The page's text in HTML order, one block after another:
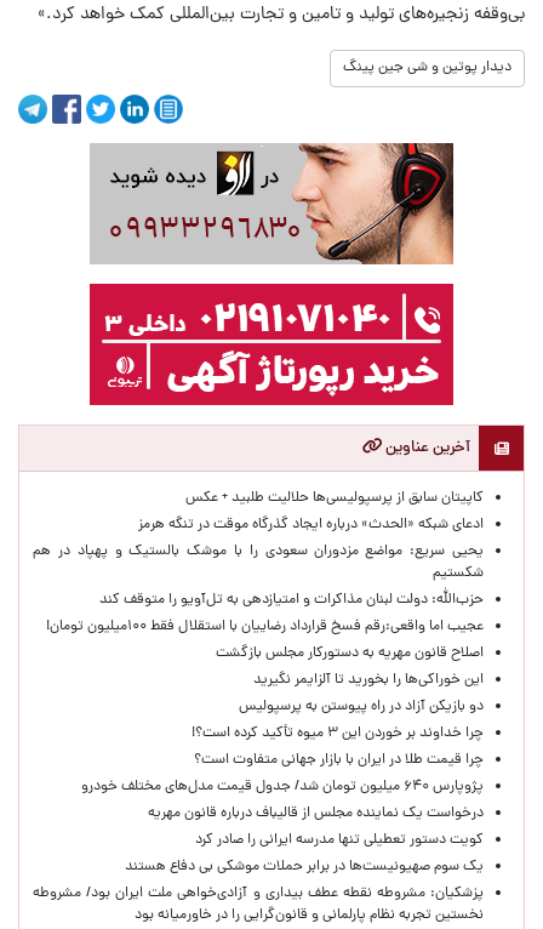
بی‌وقفه زنجیره‌های تولید و تامین و تجارت بین‌المللی کمک خواهد کرد.»
دیدار پوتین و شی جین پینگ
آخرین عناوین
کاپیتان سابق از پرسپولیسی‌ها حلالیت طلبید + عکس
ادعای شبکه «الحدث» درباره ایجاد گذرگاه موقت در تنگه هرمز
یحیی سریع: مواضع مزدوران سعودی را با موشک بالستیک و پهپاد در هم
شکستیم
حزب‌الله: دولت لبنان مذاکرات و امتیازدهی به تل‌آویو را متوقف کند
عجیب اما واقعی:رقم فسخ قرارداد رضاییان با استقلال فقط ۱۰۰میلیون تومان!
اصلاح قانون مهریه به دستورکار مجلس بازگشت
این خوراکی‌ها را بخورید تا آلزایمر نگیرید
دو بازیکن آزاد در راه پیوستن به پرسپولیس
چرا خداوند بر خوردن این ۳ میوه تأکید کرده است؟!
چرا قیمت طلا در ایران با بازار جهانی متفاوت است؟
پژوپارس ۶۴۰ میلیون تومان شد/ جدول قیمت مدل‌های مختلف خودرو
درخواست یک نماینده مجلس از قالیباف درباره قانون مهریه
کویت دستور تعطیلی تنها مدرسه ایرانی را صادر کرد
یک‌ سوم صهیونیست‌ها در برابر حملات موشکی بی دفاع هستند
پزشکیان: مشروطه نقطه عطف بیداری و آزادی‌خواهی ملت ایران بود/ مشروطه
نخستین تجربه نظام پارلمانی و قانون‌گرایی را در خاورمیانه بود